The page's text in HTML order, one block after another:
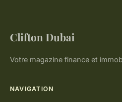
Clifton Dubai
Votre magazine finance et
NAVIGATION